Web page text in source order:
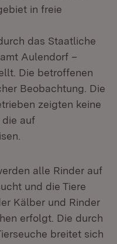
in freie
das Staatliche
Aulendorf –
Die betroffenen
Beobachtung. Die
zeigten keine
die auf
alle Rinder auf
und die Tiere
Kälber und Rinder
erfolgt. Die durch
breitet sich